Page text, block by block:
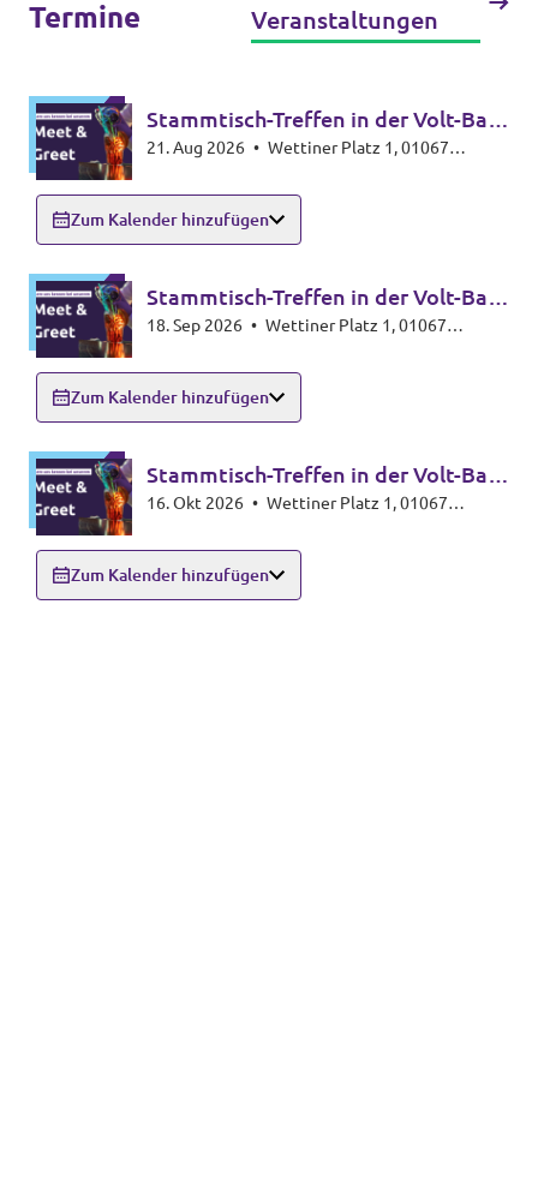
Termine
Veranstaltungen
Stammtisch-Treffen in der Volt-Bar
🍸🥃
21. Aug 2026 •
Zum Kalender hinzufügen
Stammtisch-Treffen in der Volt-Bar
🍸🥃
18. Sep 2026 •
Zum Kalender hinzufügen
Stammtisch-Treffen in der Volt-Bar
🍸🥃
16. Okt 2026 •
Zum Kalender hinzufügen